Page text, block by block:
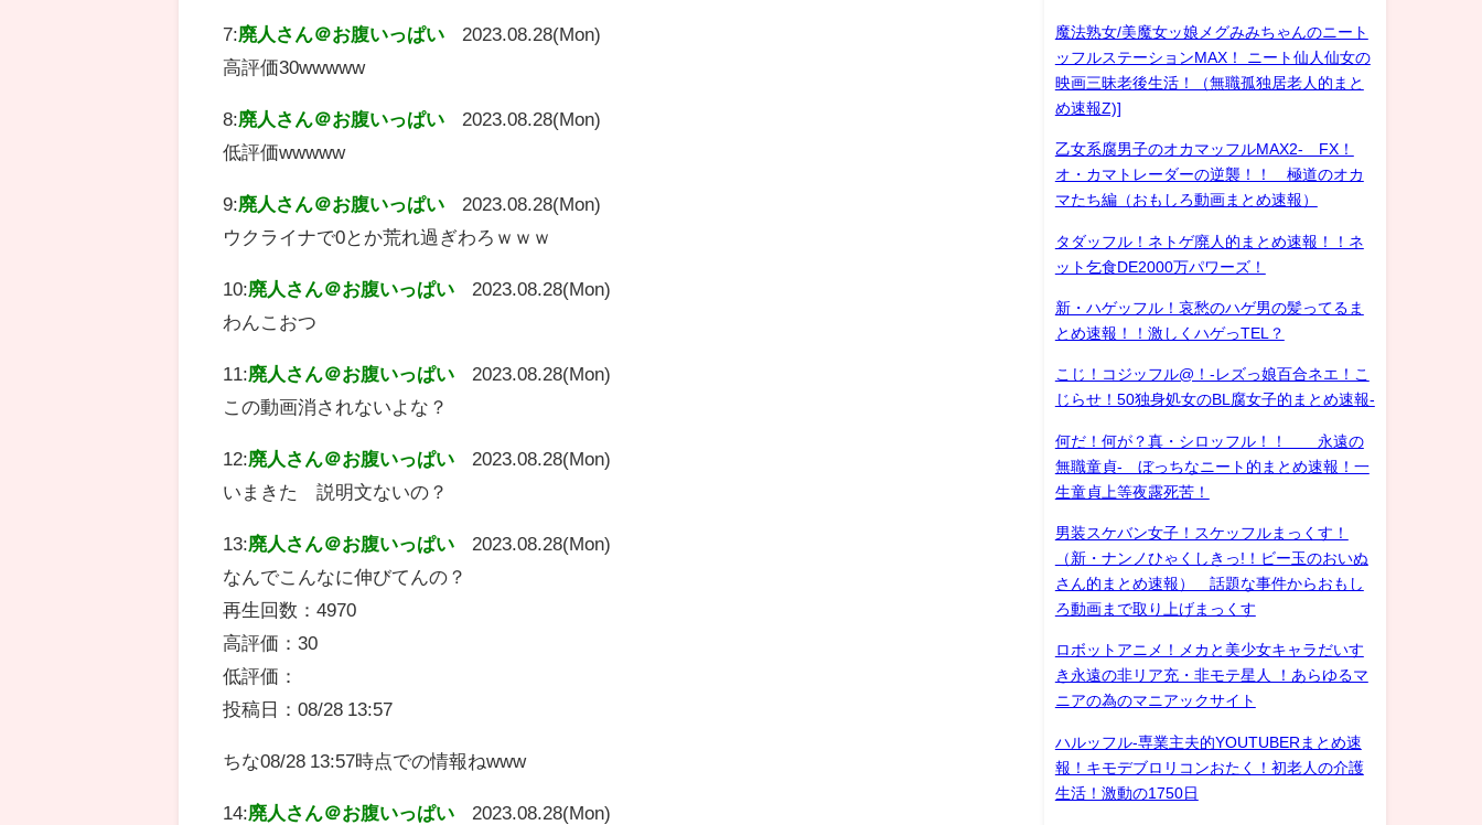
7:廃人さん＠お腹いっぱい
2023.08.28(Mon)
高評価30wwwww
8:廃人さん＠お腹いっぱい
2023.08.28(Mon)
低評価wwwww
9:廃人さん＠お腹いっぱい
2023.08.28(Mon)
ウクライナで0とか荒れ過ぎわろｗｗｗ
10:廃人さん＠お腹いっぱい
2023.08.28(Mon)
わんこおつ
11:廃人さん＠お腹いっぱい
2023.08.28(Mon)
この動画消されないよな？
12:廃人さん＠お腹いっぱい
2023.08.28(Mon)
いまきた 説明文ないの？
13:廃人さん＠お腹いっぱい
2023.08.28(Mon)
なんでこんなに伸びてんの？
再生回数：4970
高評価：30
低評価：
投稿日：08/28 13:57
ちな08/28 13:57時点での情報ねwww
14:廃人さん＠お腹いっぱい
2023.08.28(Mon)
魔法熟女/美魔女ッ娘メグみみちゃんのニート
ッフルステーションMAX！ ニート仙人仙女の
映画三昧老後生活！（無職孤独居老人的まと
め速報Z)]
乙女系腐男子のオカマッフルMAX2- FX！
オ・カマトレーダーの逆襲！！ 極道のオカ
マたち編（おもしろ動画まとめ速報）
タダッフル！ネトゲ廃人的まとめ速報！！ネ
ット乞食DE2000万パワーズ！
新・ハゲッフル！哀愁のハゲ男の髪ってるま
とめ速報！！激しくハゲっTEL？
こじ！コジッフル@！-レズっ娘百合ネエ！こ
じらせ！50独身処女のBL腐女子的まとめ速報-
何だ！何が？真・シロッフル！！ 永遠の
無職童貞- ぼっちなニート的まとめ速報！一
生童貞上等夜露死苦！
男装スケバン女子！スケッフルまっくす！
（新・ナンノひゃくしきっ!！ビー玉のおいぬ
さん的まとめ速報） 話題な事件からおもし
ろ動画まで取り上げまっくす
ロボットアニメ！メカと美少女キャラだいす
き永遠の非リア充・非モテ星人 ！あらゆるマ
ニアの為のマニアックサイト
ハルッフル-専業主夫的YOUTUBERまとめ速
報！キモデブロリコンおたく！初老人の介護
生活！激動の1750日